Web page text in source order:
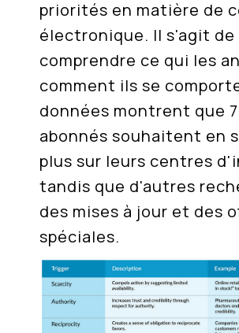
priorités en matière de
électronique. Il s'agit de
comprendre ce qui les
comment ils se
données montrent que
abonnés souhaitent en
plus sur leurs centres
tandis que d'autres
des mises à jour et des
spéciales.